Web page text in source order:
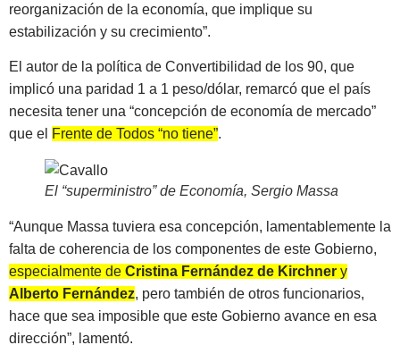
reorganización de la economía, que implique su
estabilización y su crecimiento”.
El autor de la política de Convertibilidad de los 90, que
implicó una paridad 1 a 1 peso/dólar, remarcó que el país
necesita tener una “concepción de economía de mercado”
que el Frente de Todos “no tiene”.
El “superministro” de Economía, Sergio Massa
“Aunque Massa tuviera esa concepción, lamentablemente la
falta de coherencia de los componentes de este Gobierno,
especialmente de Cristina Fernández de Kirchner y
Alberto Fernández, pero también de otros funcionarios,
hace que sea imposible que este Gobierno avance en esa
dirección”, lamentó.